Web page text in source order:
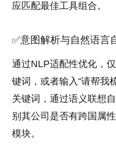
应匹配最佳工具组合。
✅意图解析与自然语言
通过NLP适配性优化，
键词，或者输入“请帮我
关键词，通过语义联想
别其公司是否有跨国属
模块。